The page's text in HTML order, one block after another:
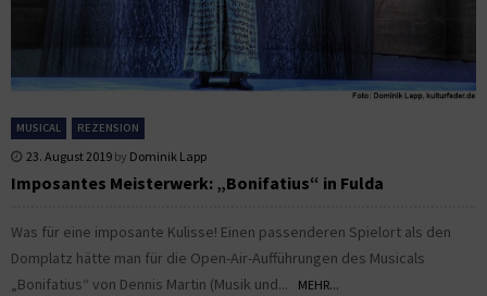
MUSICAL REZENSION
23. August 2019 by Dominik Lapp
Imposantes Meisterwerk: „Bonifatius“ in Fulda
Was für eine imposante Kulisse! Einen passenderen Spielort als den
Domplatz hätte man für die Open-Air-Aufführungen des Musicals
„Bonifatius“ von Dennis Martin (Musik und...
MEHR...